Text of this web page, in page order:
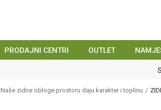
PRODAJNI CENTRI OUTLET
Naše zidne obloge prostoru daju karakter i toplinu